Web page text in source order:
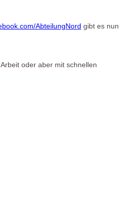
AbteilungNord gibt es nun
oder aber mit schnellen